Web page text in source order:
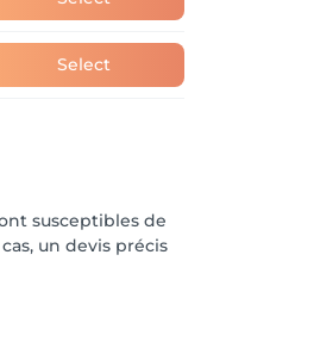
Select
susceptibles de
un devis précis